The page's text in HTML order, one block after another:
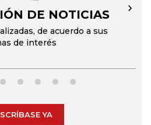
DE NOTICIAS
de acuerdo a sus
de interés
→
YA